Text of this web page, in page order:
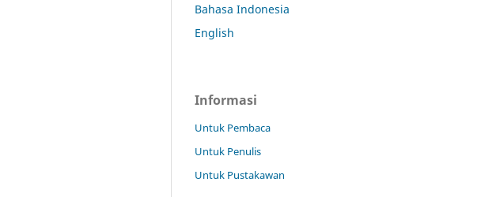
Bahasa Indonesia
English
Informasi
Untuk Pembaca
Untuk Penulis
Untuk Pustakawan